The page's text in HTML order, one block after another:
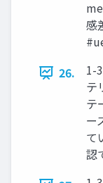
感
26.
1-
テ
テ
ー
て
認